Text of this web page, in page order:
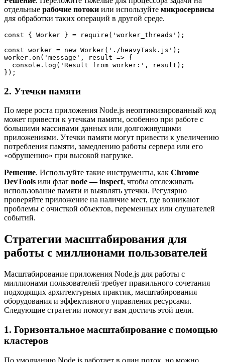
отдельные рабочие потоки или используйте микросервисы
для обработки таких операций в другой среде.
const { Worker } = require('worker_threads');
const worker = new Worker('./heavyTask.js');
worker.on('message', result => {
});
2. Утечки памяти
По мере роста приложения Node.js неоптимизированный код
может привести к утечкам памяти, особенно при работе с
большими массивами данных или долгоживущими
приложениями. Утечки памяти могут привести к увеличению
потребления памяти, замедлению работы сервера или его
«обрушению» при высокой нагрузке.
Решение. Используйте такие инструменты, как Chrome
DevTools или флаг node — inspect, чтобы отслеживать
использование памяти и выявлять утечки. Регулярно
проверяйте приложение на наличие мест, где возникают
проблемы с очисткой объектов, переменных или слушателей
событий.
Стратегии масштабирования для
работы с миллионами пользователей
Масштабирование приложения Node.js для работы с
миллионами пользователей требует правильного сочетания
подходящих архитектурных практик, масштабирования
оборудования и эффективного управления ресурсами.
Следующие стратегии помогут вам достичь этой цели.
1. Горизонтальное масштабирование с помощью
кластеров
По умолчанию Node.js работает в один поток, но можно